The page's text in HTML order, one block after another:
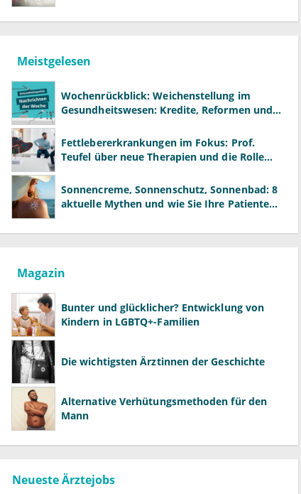
Meistgelesen
Wochenrückblick: Weichenstellung im
Gesundheitswesen: Kredite, Reformen und
Fettlebererkrankungen im Fokus: Prof.
Teufel über neue Therapien und die Rolle
Sonnencreme, Sonnenschutz, Sonnenbad: 8
aktuelle Mythen und wie Sie Ihre Patienten
Magazin
Bunter und glücklicher? Entwicklung von
Kindern in LGBTQ+-Familien
Die wichtigsten Ärztinnen der Geschichte
Alternative Verhütungsmethoden für den
Mann
Neueste Ärztejobs